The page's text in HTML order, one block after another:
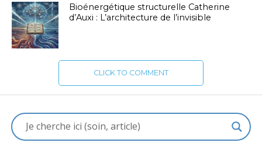
Bioénergétique structurelle Catherine
d’Auxi : L’architecture de l’invisible
CLICK TO COMMENT